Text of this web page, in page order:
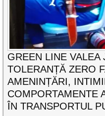
GREEN LINE VALEA
TOLERANȚĂ ZERO
AMENINȚĂRI,
COMPORTAMENTE
ÎN TRANSPORTUL